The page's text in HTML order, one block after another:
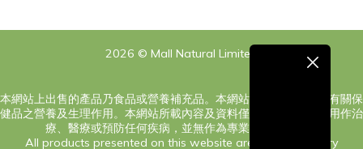
2026 © Mall Natural Limited
本網站上出售的產品乃食品或營養補充品。本網站之內容旨在告知有關保
健品之營養及生理作用。本網站所載內容及資料僅供參考，絕對非用作治
療、醫療或預防任何疾病，並無作為專業意見之意圖。
All products presented on this website are food or dietary